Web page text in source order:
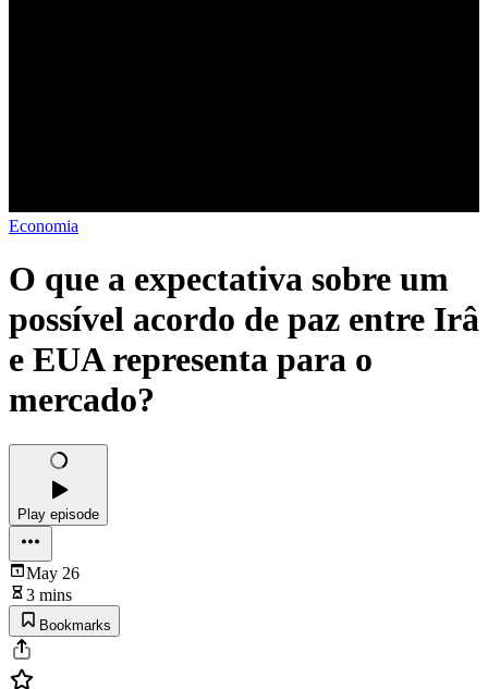
Economia
O que a expectativa sobre um
possível acordo de paz entre Irâ
e EUA representa para o
mercado?
Play episode
May 26
3 mins
Bookmarks